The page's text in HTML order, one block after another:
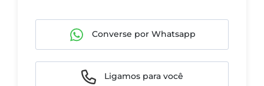
Converse por Whatsapp
Ligamos para você